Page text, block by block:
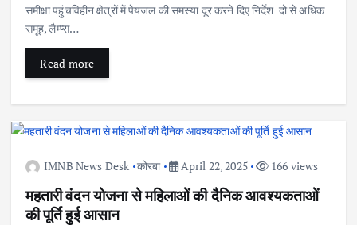
समीक्षा पहुंचविहीन क्षेत्रों में पेयजल की समस्या दूर करने दिए निर्देश दो से अधिक
समूह, लैम्प्स…
Read more
IMNB News Desk कोरबा April 22, 2025 166 views
महतारी वंदन योजना से महिलाओं की दैनिक आवश्यकताओं
की पूर्ति हुई आसान